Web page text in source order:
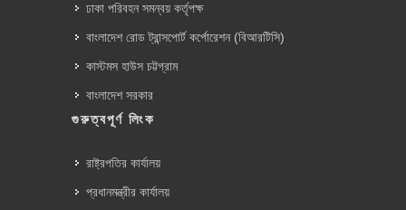
ঢাকা পরিবহন সমন্বয় কর্তৃপক্ষ
বাংলাদেশ রোড ট্রান্সপোর্ট কর্পোরেশন (বিআরটিসি)
কাস্টমস হাউস চট্টগ্রাম
বাংলাদেশ সরকার
গুরুত্বপূর্ণ লিংক
রাষ্ট্রপতির কার্যালয়
প্রধানমন্ত্রীর কার্যালয়